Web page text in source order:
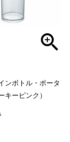
ンボトル・ポータ
キーピンク）